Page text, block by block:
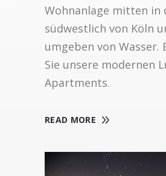
Wohnanlage mitten in
südwestlich von Köln
umgeben von Wasser.
Sie unsere modernen
Apartments.
READ MORE